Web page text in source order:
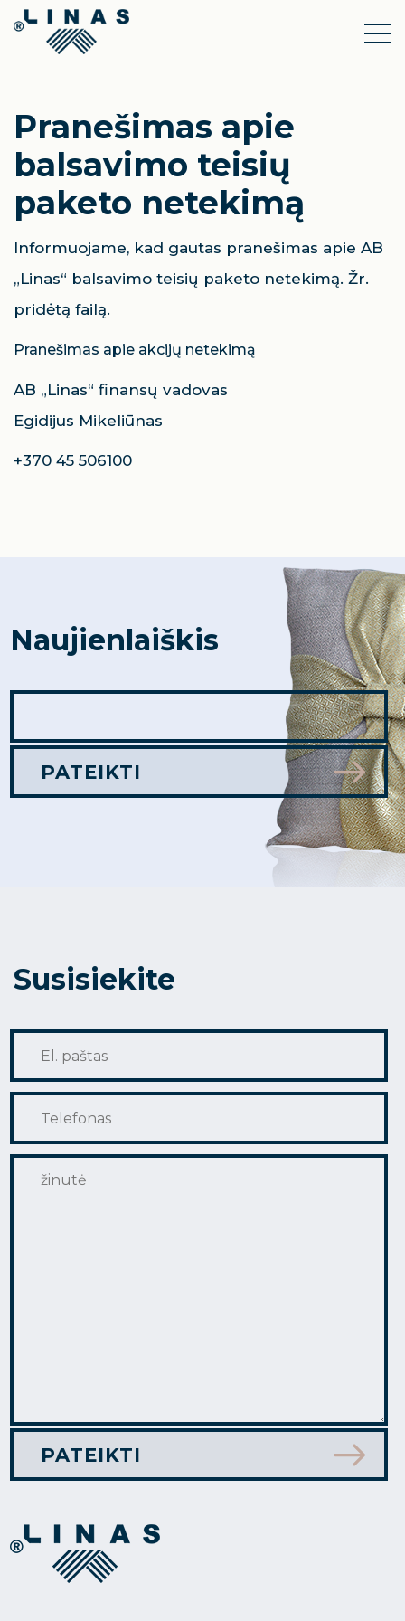
Pranešimas apie
balsavimo teisių
paketo netekimą
Informuojame, kad gautas pranešimas apie AB
„Linas“ balsavimo teisių paketo netekimą. Žr.
pridėtą failą.
Pranešimas apie akcijų netekimą
AB „Linas“ finansų vadovas
Egidijus Mikeliūnas
+370 45 506100
Naujienlaiškis
Susisiekite